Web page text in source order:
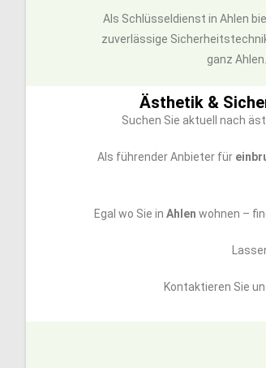
Als Schlüsseldienst in Ahlen
zuverlässige
ganz Ahlen.
Ästhetik &
Suchen Sie aktuell nach
Als führender Anbieter für
Egal wo Sie in Ahlen wohnen –
Kontaktieren Sie